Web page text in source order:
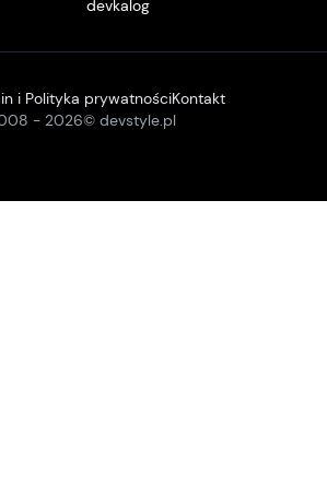
devkalog
- 2026© devstyle.pl
i Polityka prywatnościKontakt